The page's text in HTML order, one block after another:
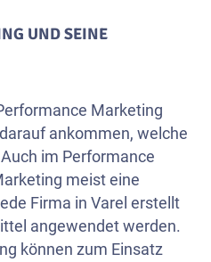
UND SEINE
Marketing
ankommen, welche
im Performance
meist eine
Firma in Varel erstellt
angewendet werden.
können zum Einsatz